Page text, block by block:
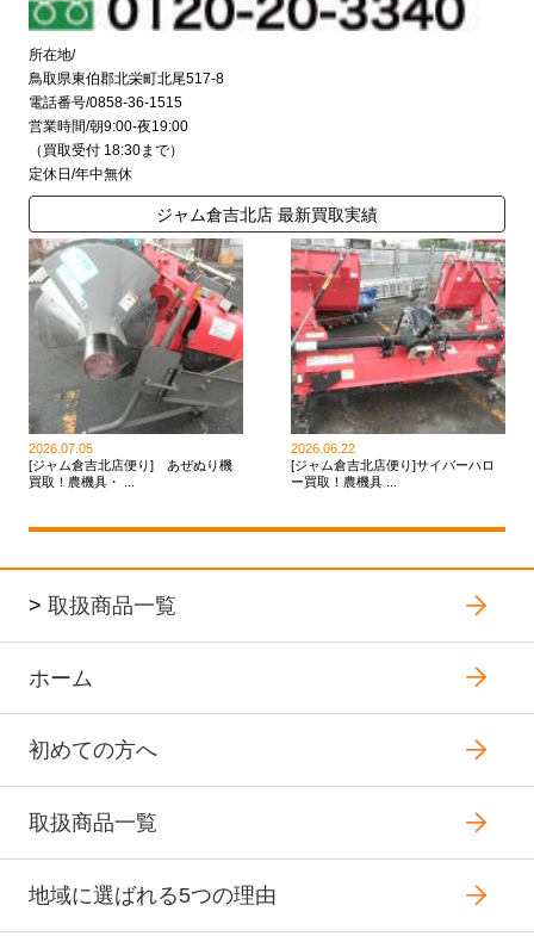
所在地/
鳥取県東伯郡北栄町北尾517-8
電話番号/0858-36-1515
営業時間/朝9:00-夜19:00
（買取受付 18:30まで）
定休日/年中無休
ジャム倉吉北店 最新買取実績
2026.07.05
[ジャム倉吉北店便り] あぜぬり機
買取！農機具・ ...
2026.06.22
[ジャム倉吉北店便り]サイバーハロ
ー買取！農機具 ...
> 取扱商品一覧
ホーム
初めての方へ
取扱商品一覧
地域に選ばれる5つの理由